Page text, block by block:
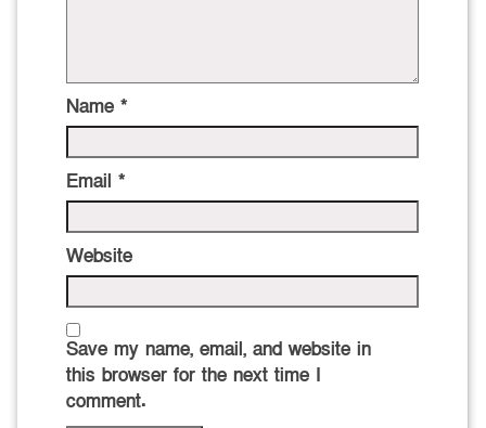
Name *
Email *
Website
Save my name, email, and website in
this browser for the next time I
comment.